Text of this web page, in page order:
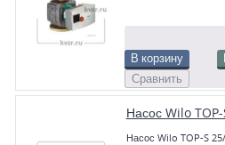
В корзину
Сравнить
Насос Wilo
Насос Wilo TOP-S